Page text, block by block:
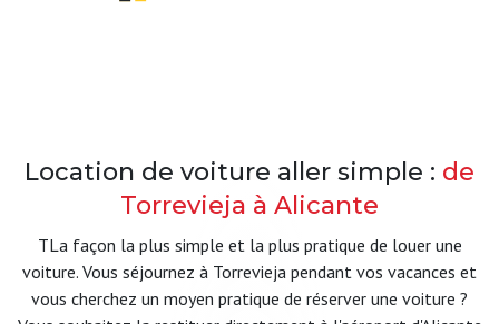
Location de voiture aller simple : de
Torrevieja à Alicante
TLa façon la plus simple et la plus pratique de louer une
voiture. Vous séjournez à Torrevieja pendant vos vacances et
vous cherchez un moyen pratique de réserver une voiture ?